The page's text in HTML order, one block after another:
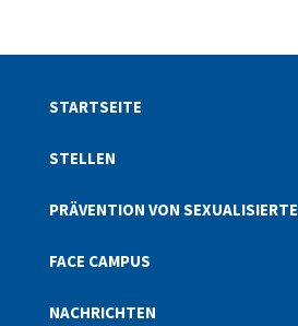
STARTSEITE
STELLEN
PRÄVENTION VON
FACE CAMPUS
NACHRICHTEN